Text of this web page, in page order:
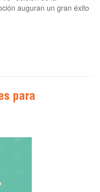
auguran un gran éxito
para